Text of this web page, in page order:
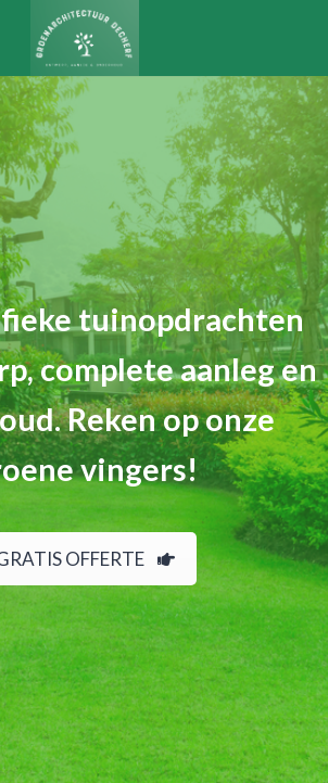
tuinopdrachten
complete aanleg en
Reken op onze
vingers!
OFFERTE